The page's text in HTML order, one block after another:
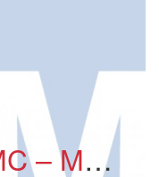
SENSORES SMC – MIDE Y MONITORIZA